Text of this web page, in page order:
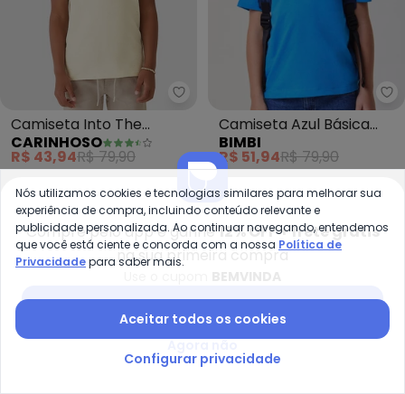
Carinhoso - Camiseta Into The
Camiseta Into The
Nature em Linho (Azul
Claro)
CARINHOSO
R$ 43,94R$ 79,90
Camiseta Azul Básica
(Azul)
BIMBI
R$ 51,94R$ 79,90
-30%
NEW
-50%
Compre pelo app e ganhe12% OFF + frete grátis
na sua primeira compra
Nós utilizamos cookies e tecnologias similares para melhorar sua
experiência de compra, incluindo conteúdo relevante e
publicidade personalizada. Ao continuar navegando, entendemos
que você está ciente e concorda com a nossa Política de
Privacidadepara saber mais.
Aceitar todos os cookies
Configurar privacidade